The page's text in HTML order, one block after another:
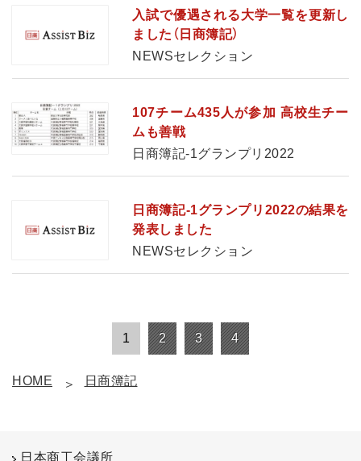
入試で優遇される大学一覧を更新し
ました（日商簿記）
NEWSセレクション
107チーム435人が参加 高校生チー
ムも善戦
日商簿記-1グランプリ2022
日商簿記-1グランプリ2022の結果を
発表しました
NEWSセレクション
1 2 3 4
HOME 日商簿記
日本商工会議所